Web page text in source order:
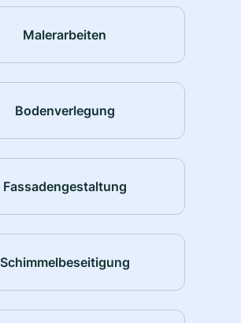
Malerarbeiten
Bodenverlegung
Fassadengestaltung
Schimmelbeseitigung